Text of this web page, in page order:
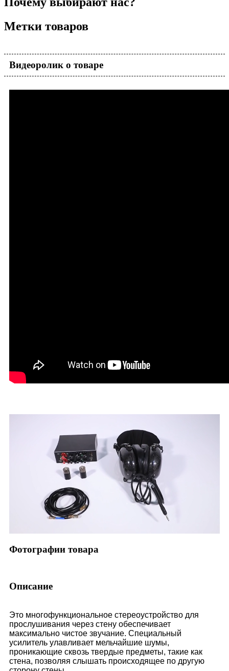
Метки товаров
Видеоролик о товаре
Фотографии товара
Описание
Это многофункциональное стереоустройство для
прослушивания через стену обеспечивает
максимально чистое звучание. Специальный
усилитель улавливает мельчайшие шумы,
проникающие сквозь твердые предметы, такие как
стена, позволяя слышать происходящее по другую